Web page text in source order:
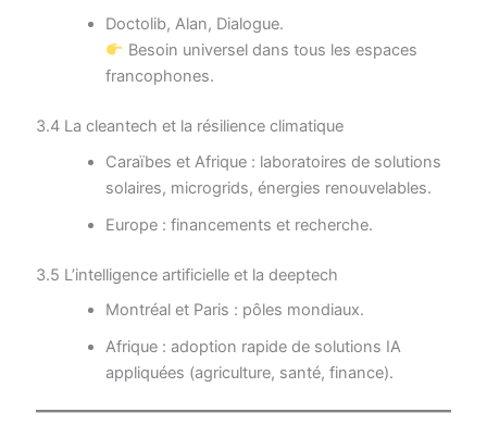
Doctolib, Alan, Dialogue.
Besoin universel dans tous les espaces
francophones.
3.4 La cleantech et la résilience climatique
Caraïbes et Afrique : laboratoires de solutions
solaires, microgrids, énergies renouvelables.
Europe : financements et recherche.
3.5 L’intelligence artificielle et la deeptech
Montréal et Paris : pôles mondiaux.
Afrique : adoption rapide de solutions IA
appliquées (agriculture, santé, finance).